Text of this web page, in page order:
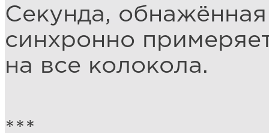
Секунда, обнажённая
синхронно
на все колокола.